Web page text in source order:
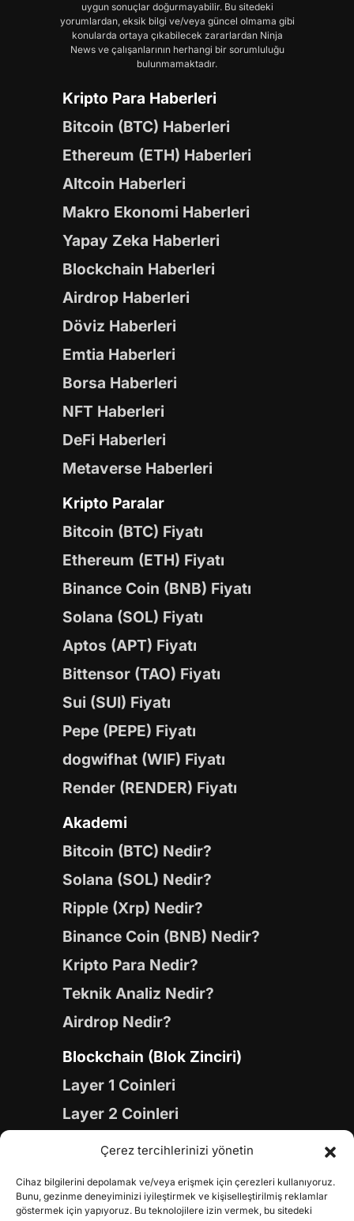
Çerez tercihlerinizi yönetin
Cihaz bilgilerini depolamak ve/veya erişmek için çerezleri kullanıyoruz.
Bunu, gezinme deneyiminizi iyileştirmek ve kişiselleştirilmiş reklamlar
göstermek için yapıyoruz. Bu teknolojilere izin vermek, bu sitedeki
uygun sonuçlar doğurmayabilir. Bu sitedeki
yorumlardan, eksik bilgi ve/veya güncel olmama gibi
konularda ortaya çıkabilecek zararlardan Ninja
News ve çalışanlarının herhangi bir sorumluluğu
bulunmamaktadır.
Kripto Para Haberleri
Bitcoin (BTC) Haberleri
Ethereum (ETH) Haberleri
Altcoin Haberleri
Makro Ekonomi Haberleri
Yapay Zeka Haberleri
Blockchain Haberleri
Airdrop Haberleri
Döviz Haberleri
Emtia Haberleri
Borsa Haberleri
NFT Haberleri
DeFi Haberleri
Metaverse Haberleri
Kripto Paralar
Bitcoin (BTC) Fiyatı
Ethereum (ETH) Fiyatı
Binance Coin (BNB) Fiyatı
Solana (SOL) Fiyatı
Aptos (APT) Fiyatı
Bittensor (TAO) Fiyatı
Sui (SUI) Fiyatı
Pepe (PEPE) Fiyatı
dogwifhat (WIF) Fiyatı
Render (RENDER) Fiyatı
Akademi
Bitcoin (BTC) Nedir?
Solana (SOL) Nedir?
Ripple (Xrp) Nedir?
Binance Coin (BNB) Nedir?
Kripto Para Nedir?
Teknik Analiz Nedir?
Airdrop Nedir?
Blockchain (Blok Zinciri)
Layer 1 Coinleri
Layer 2 Coinleri
Yapay Zeka (AI) Coinleri
Gaming Coinleri